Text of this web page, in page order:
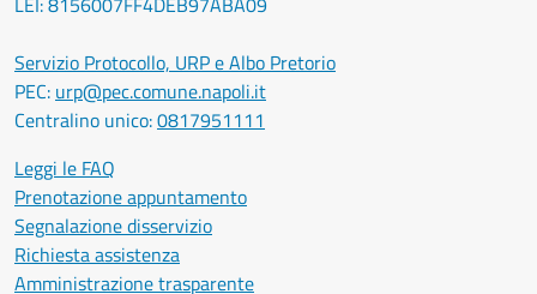
Servizio Protocollo, URP e Albo Pretorio
PEC: urp@pec.comune.napoli.it
Centralino unico:0817951111
Leggi le FAQ
Prenotazione appuntamento
Segnalazione disservizio
Richiesta assistenza
Amministrazione trasparente